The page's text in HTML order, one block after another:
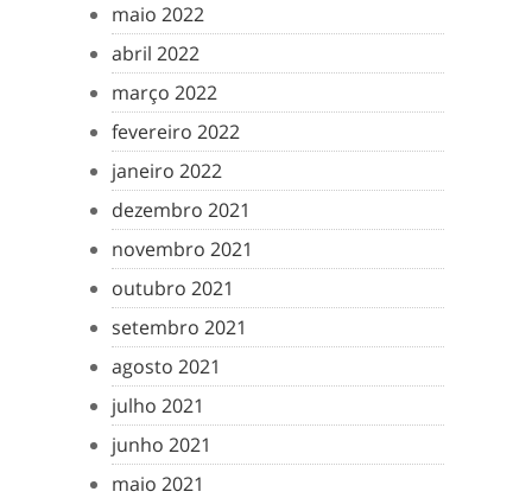
maio 2022
abril 2022
março 2022
fevereiro 2022
janeiro 2022
dezembro 2021
novembro 2021
outubro 2021
setembro 2021
agosto 2021
julho 2021
junho 2021
maio 2021